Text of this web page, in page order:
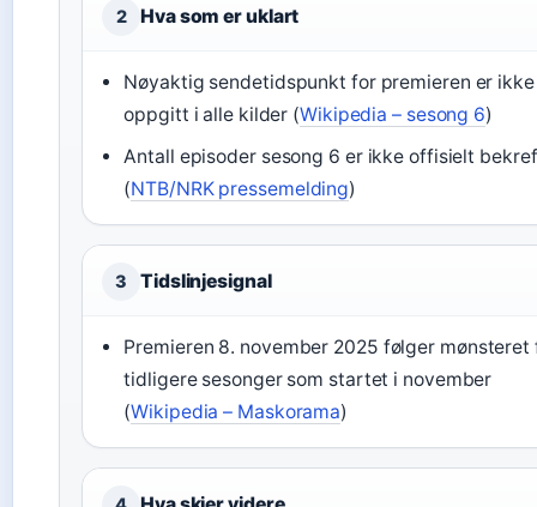
2 Hva som er uklart
Nøyaktig sendetidspunkt for premieren er ikke
oppgitt i alle kilder (Wikipedia – sesong 6)
Antall episoder sesong 6 er ikke offisielt
(NTB/NRK pressemelding)
3 Tidslinjesignal
Premieren 8. november 2025 følger mønsteret
tidligere sesonger som startet i november
(Wikipedia – Maskorama)